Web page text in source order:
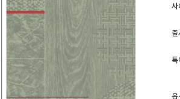
사
출
옵